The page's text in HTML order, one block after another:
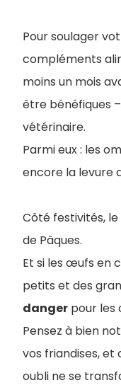
Pour soulager
compléments
moins un mois
être bénéfiques
vétérinaire.
Parmi eux : les
encore la levure
Côté festivités,
de Pâques.
Et si les œufs en
petits et des
danger pour les
Pensez à bien
vos friandises, et
oubli ne se